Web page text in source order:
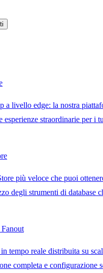
a livello edge: la nostra
esperienze straordinarie per i
più veloce che puoi
degli strumenti di database
Fanout
tempo reale distribuita su
completa e configurazione